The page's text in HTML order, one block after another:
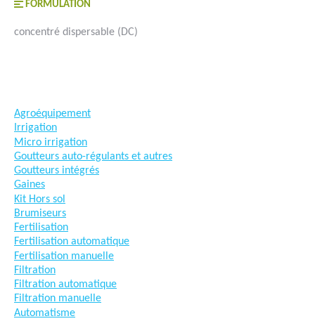
FORMULATION
concentré dispersable (DC)
Agroéquipement
Irrigation
Micro irrigation
Goutteurs auto-régulants et autres
Goutteurs intégrés
Gaines
Kit Hors sol
Brumiseurs
Fertilisation
Fertilisation automatique
Fertilisation manuelle
Filtration
Filtration automatique
Filtration manuelle
Automatisme